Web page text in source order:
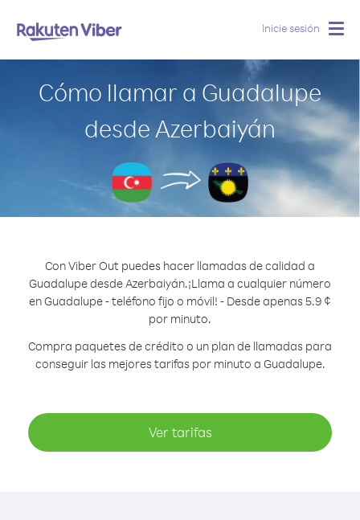
Inicie sesión
Cómo llamar a Guadalupe
desde Azerbaiyán
Con Viber Out puedes hacer llamadas de calidad a
Guadalupe desde Azerbaiyán.¡Llama a cualquier número
en Guadalupe - teléfono fijo o móvil! - Desde apenas 5.9 ¢
por minuto.
Compra paquetes de crédito o un plan de llamadas para
conseguir las mejores tarifas por minuto a Guadalupe.
Ver tarifas